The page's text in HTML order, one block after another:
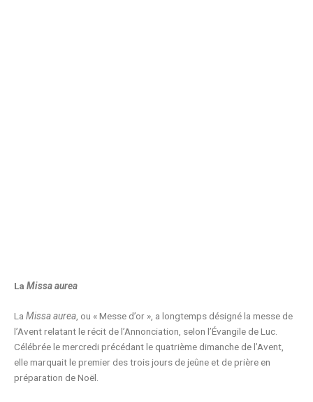
La Missa aurea
La Missa aurea, ou « Messe d’or », a longtemps désigné la messe de
l’Avent relatant le récit de l’Annonciation, selon l’Évangile de Luc.
Célébrée le mercredi précédant le quatrième dimanche de l’Avent,
elle marquait le premier des trois jours de jeûne et de prière en
préparation de Noël.